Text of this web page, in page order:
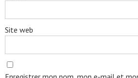
Site web